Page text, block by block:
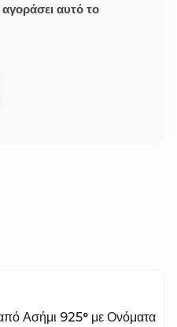
αυτό το
Ασήμι 925° με Ονόματα